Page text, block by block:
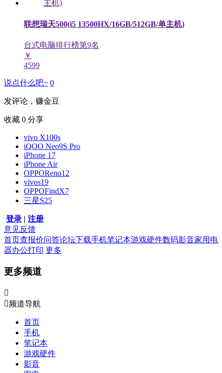
联想瑞天500(i5 13500HX/16GB/512GB/单主机)
台式电脑排行榜第9名
￥
4599
说点什么吧~ 0
发评论，赚金豆
收藏 0 分享
vivo X100s
iQOO Neo9S Pro
iPhone 17
iPhone Air
OPPOReno12
vivos19
OPPOFindX7
三星S25
登录 | 注册
意见反馈
首页查报价问答论坛下载手机笔记本游戏硬件数码影音家用电
器办公打印 更多
更多频道

频道导航
首页
手机
笔记本
游戏硬件
影音